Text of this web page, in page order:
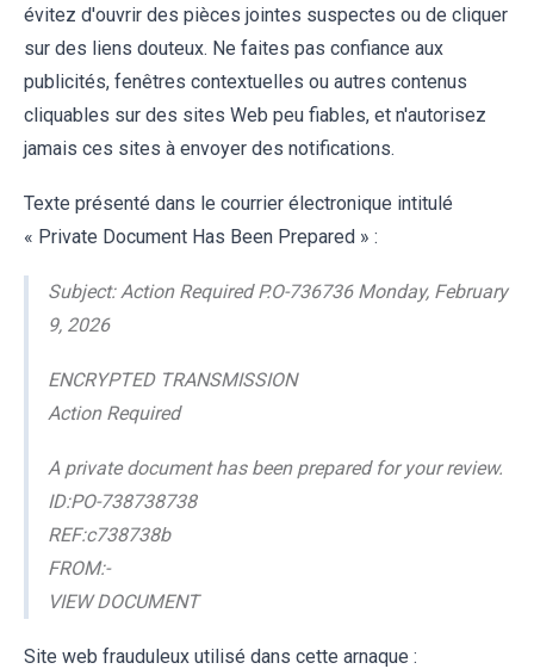
évitez d'ouvrir des pièces jointes suspectes ou de cliquer
sur des liens douteux. Ne faites pas confiance aux
publicités, fenêtres contextuelles ou autres contenus
cliquables sur des sites Web peu fiables, et n'autorisez
jamais ces sites à envoyer des notifications.
Texte présenté dans le courrier électronique intitulé
« Private Document Has Been Prepared » :
Subject: Action Required P.O-736736 Monday, February
9, 2026
ENCRYPTED TRANSMISSION
Action Required
A private document has been prepared for your review.
ID:PO-738738738
REF:c738738b
FROM:-
VIEW DOCUMENT
Site web frauduleux utilisé dans cette arnaque :